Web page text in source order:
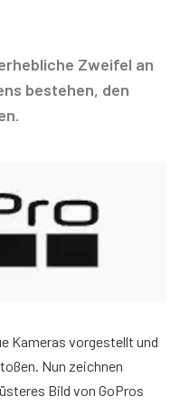
Zweifel an
bestehen, den
Kameras vorgestellt und
Nun zeichnen
Bild von GoPros